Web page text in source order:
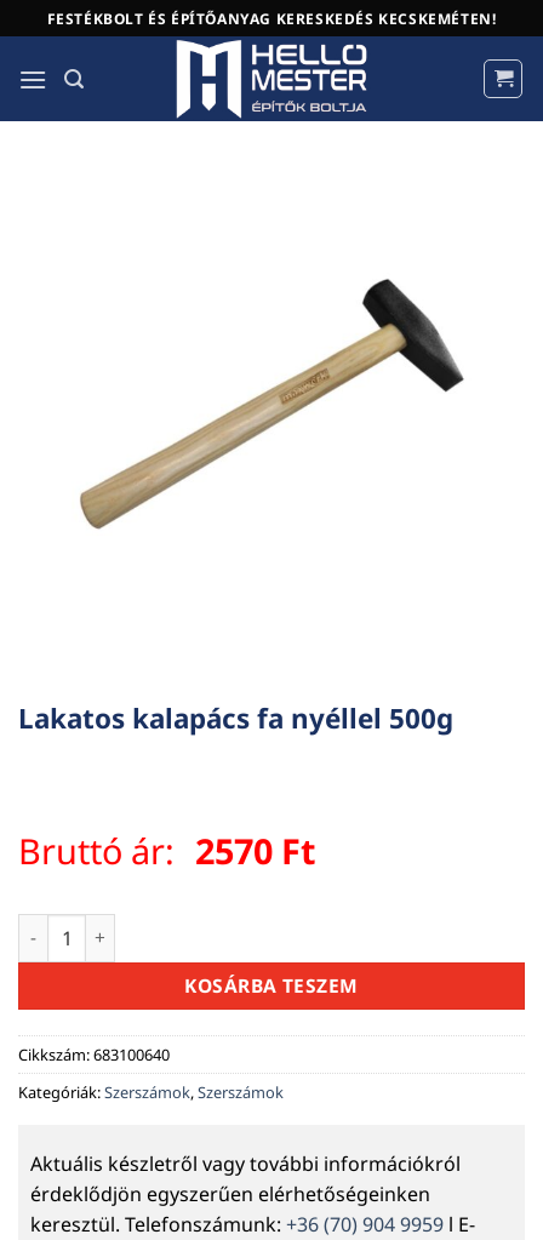
to
content
FESTÉKBOLT ÉS ÉPÍTŐANYAG KERESKEDÉS KECSKEMÉTEN!
Lakatos kalapács fa nyéllel 500g
Bruttó ár: 2570 Ft
Lakatos kalapács fa nyéllel 500g mennyiség
KOSÁRBA TESZEM
Cikkszám:683100640
Kategóriák:Szerszámok,Szerszámok
Aktuális készletről vagy további információkról
érdeklődjön egyszerűen elérhetőségeinken
keresztül. Telefonszámunk: +36 (70) 904 9959 l E-